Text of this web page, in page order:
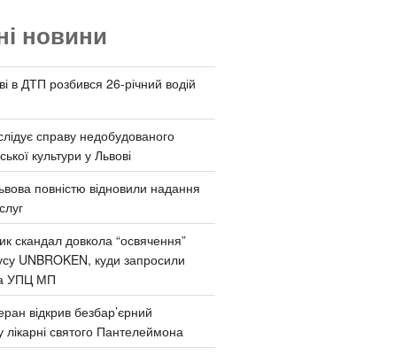
новини
в ДТП розбився 26-річний водій
справу недобудованого
культури у Львові
повністю відновили надання
скандал довкола “освячення”
UNBROKEN, куди запросили
УПЦ МП
відкрив безбар’єрний
святого Пантелеймона